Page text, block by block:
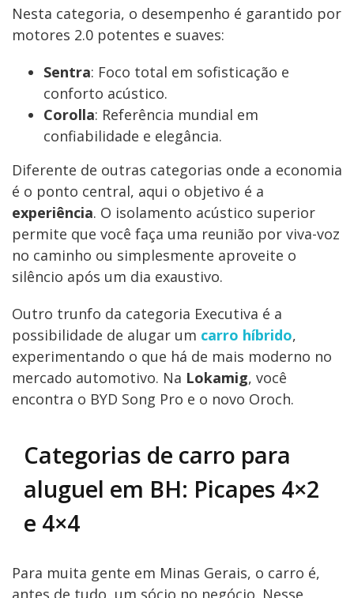
Nesta categoria, o desempenho é garantido por
motores 2.0 potentes e suaves:
Sentra: Foco total em sofisticação e
conforto acústico.
Corolla: Referência mundial em
confiabilidade e elegância.
Diferente de outras categorias onde a economia
é o ponto central, aqui o objetivo é a
experiência. O isolamento acústico superior
permite que você faça uma reunião por viva-voz
no caminho ou simplesmente aproveite o
silêncio após um dia exaustivo.
Outro trunfo da categoria Executiva é a
possibilidade de alugar um carro híbrido,
experimentando o que há de mais moderno no
mercado automotivo. Na Lokamig, você
encontra o BYD Song Pro e o novo Oroch.
Categorias de carro para
aluguel em BH: Picapes 4×2
e 4×4
Para muita gente em Minas Gerais, o carro é,
antes de tudo, um sócio no negócio. Nesse